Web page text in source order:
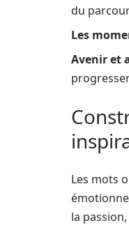
du
Les
Avenir et
Les mots
la